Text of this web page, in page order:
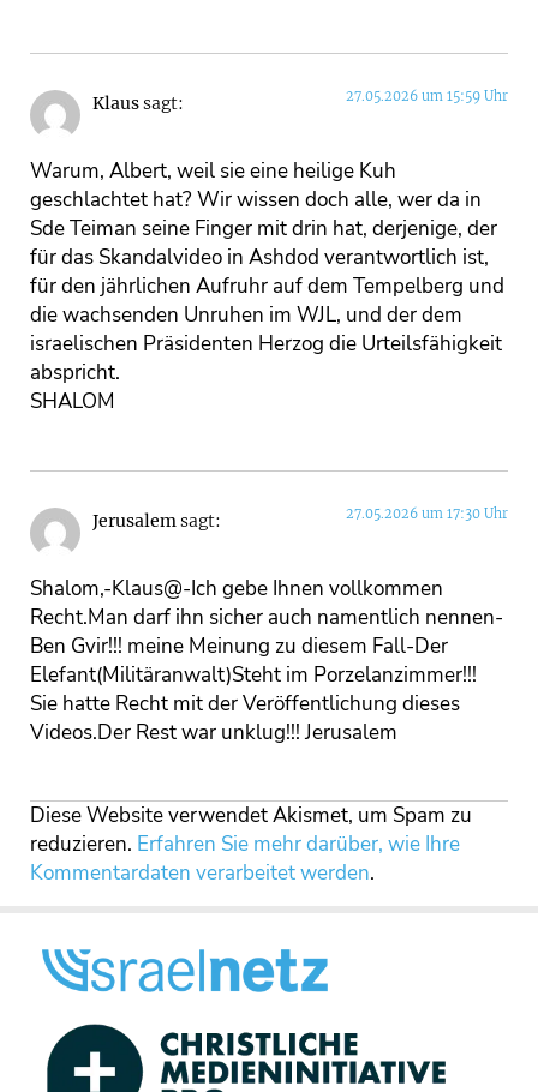
Klaussagt: 27.05.2026 um 15:59 Uhr
Warum, Albert, weil sie eine heilige Kuh
geschlachtet hat? Wir wissen doch alle, wer da in
Sde Teiman seine Finger mit drin hat, derjenige, der
für das Skandalvideo in Ashdod verantwortlich ist,
für den jährlichen Aufruhr auf dem Tempelberg und
die wachsenden Unruhen im WJL, und der dem
israelischen Präsidenten Herzog die Urteilsfähigkeit
abspricht.
SHALOM
Jerusalemsagt: 27.05.2026 um 17:30 Uhr
Shalom,-Klaus@-Ich gebe Ihnen vollkommen
Recht.Man darf ihn sicher auch namentlich nennen-
Ben Gvir!!! meine Meinung zu diesem Fall-Der
Elefant(Militäranwalt)Steht im Porzelanzimmer!!!
Sie hatte Recht mit der Veröffentlichung dieses
Videos.Der Rest war unklug!!! Jerusalem
Diese Website verwendet Akismet, um Spam zu
reduzieren. Erfahren Sie mehr darüber, wie Ihre
Kommentardaten verarbeitet werden.